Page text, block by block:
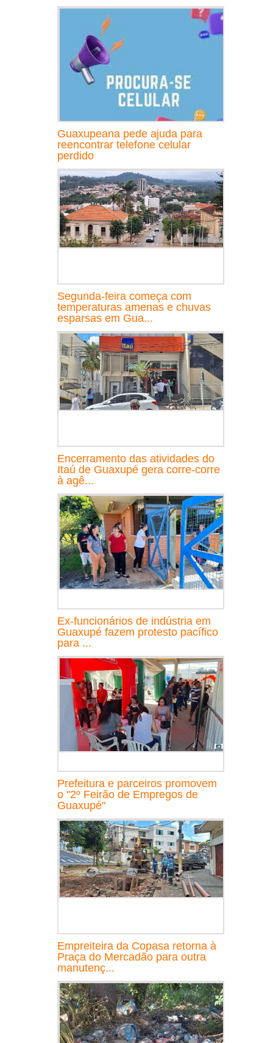
Guaxupeana pede ajuda para
reencontrar telefone celular
perdido
Segunda-feira começa com
temperaturas amenas e chuvas
esparsas em Gua...
Encerramento das atividades do
Itaú de Guaxupé gera corre-corre
à agê...
Ex-funcionários de indústria em
Guaxupé fazem protesto pacífico
para ...
Prefeitura e parceiros promovem
o "2º Feirão de Empregos de
Guaxupé"
Empreiteira da Copasa retorna à
Praça do Mercadão para outra
manutenç...